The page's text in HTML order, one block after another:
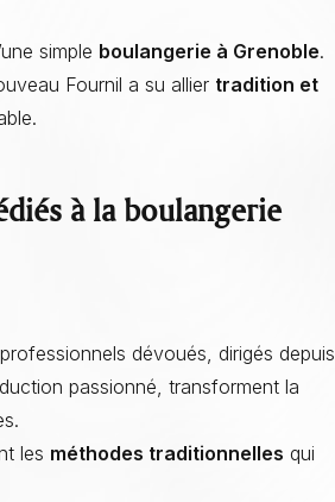
simple boulangerie à Grenoble.
Fournil a su allier tradition et
à la boulangerie
dévoués, dirigés depuis
passionné, transforment la
les méthodes traditionnelles qui